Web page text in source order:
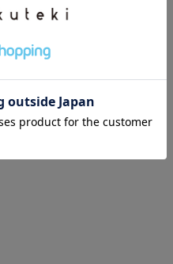
イント
した商品